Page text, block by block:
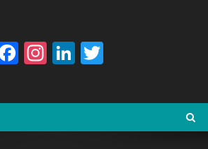
Facebook
Instagram
LinkedIn